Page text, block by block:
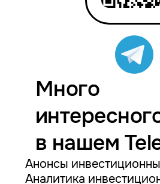
Много
в нашем
Анонсы
Аналитика